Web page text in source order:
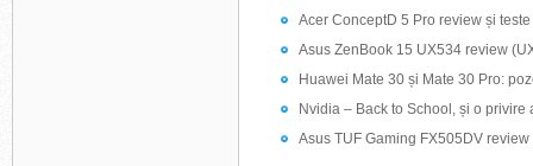
Acer ConceptD 5 Pro review și
Asus ZenBook 15 UX534 review
Huawei Mate 30 și Mate 30 Pro:
Nvidia – Back to School, și o
Asus TUF Gaming FX505DV